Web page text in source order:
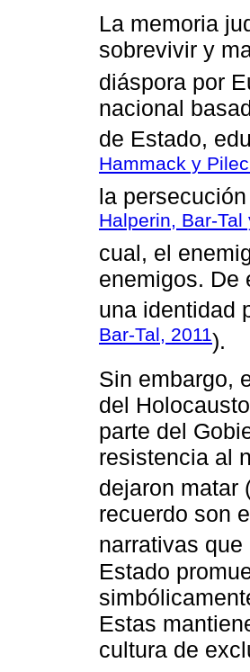
La memoria
sobrevivir y
diáspora por
nacional
de Estado,
Hammack y
la
Halperin, Bar-
cual, el
enemigos. De
una identidad
Bar-Tal, 2011).
Sin embargo,
del
parte del
resistencia al
dejaron matar
recuerdo son
narrativas
Estado
Estas
cultura de